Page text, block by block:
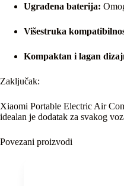
Ugrađena baterija:
Višestruka
Kompaktan i lagan
Zaključak:
Xiaomi Portable Electric Air
idealan je dodatak za svakog
Povezani proizvodi